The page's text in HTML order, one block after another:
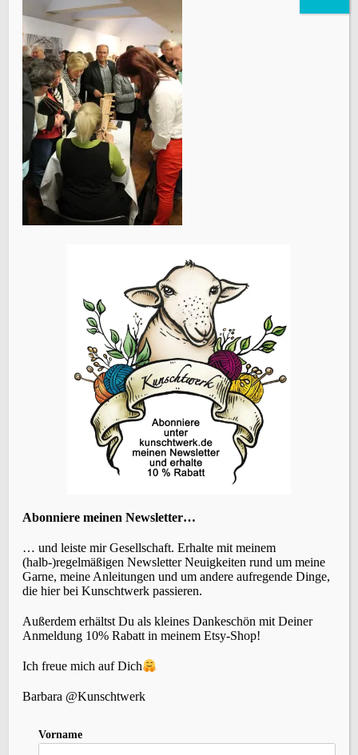
ÜBERSETZEN
KATEGORIEN
SCHLAGWÖRTER
Accessoires (22) Brettchenweben (4) Events
(3) Farbe(3) Färben (3) Geschichte(1) Holunderlelfe
Inspiration(12) Kardieren(1) Kleidung
Lavendelschaf(1) Macara(1) Nadelbinden(4)
Persönliches(6) Rezepte(2) Schafe(2) Slow-Living
Spinnen(8) Sternenzauber(1) Stricken
Tystnad Vika (1) Weihnachten (1)
Archiv
Willst Du meinen Blog abonnieren?
Gibt einfach Deine Email-Adresse ein, um
meinem Blog zu folgen und erhalte bei jedem
Email.
Abonniere meinen Newsletter…
… und leiste mir Gesellschaft. Erhalte mit meinem
(halb-)regelmäßigen Newsletter Neuigkeiten rund um meine
Garne, meine Anleitungen und um andere aufregende Dinge,
die hier bei Kunschtwerk passieren.
Außerdem erhältst Du als kleines Dankeschön mit Deiner
Anmeldung 10% Rabatt in meinem Etsy-Shop!
Ich freue mich auf Dich
Barbara @Kunschtwerk
Vorname